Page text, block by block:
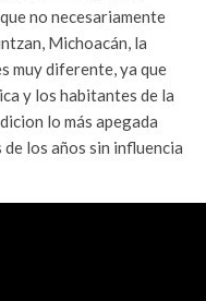
no necesariamente
Michoacán, la
muy diferente, ya que
y los habitantes de la
lo más apegada
los años sin influencia